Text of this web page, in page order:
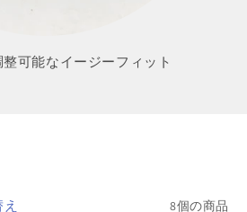
可能なイージーフィット
8個の商品